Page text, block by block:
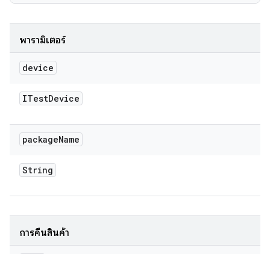
พารามิเตอร์
device
ITestDevice
packageName
String
การคืนสินค้า